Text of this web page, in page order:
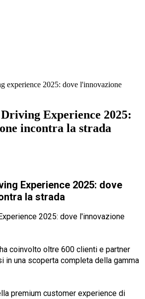
experience 2025: dove l'innovazione
Experience 2025:
incontra la strada
Experience 2025: dove
la strada
2025: dove l'innovazione
coinvolto oltre 600 clienti e partner
in una scoperta completa della gamma
premium customer experience di